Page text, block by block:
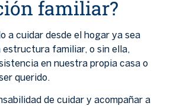
familiar?
a cuidar desde el hogar ya sea
estructura familiar, o sin ella,
en nuestra propia casa o
querido.
de cuidar y acompañar a